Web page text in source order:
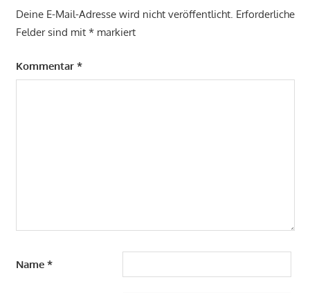
Deine E-Mail-Adresse wird nicht veröffentlicht. Erforderliche
Felder sind mit *markiert
Kommentar *
Name *